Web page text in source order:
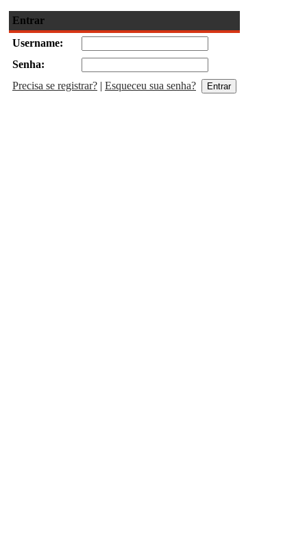
Entrar
Username:
Senha:
Precisa se registrar? | Esqueceu sua senha?